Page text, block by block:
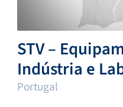
STV –
Indústria e
Portugal